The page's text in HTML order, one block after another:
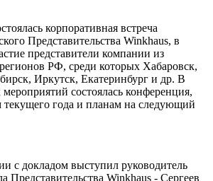
корпоративная встреча
Представительства Winkhaus, в
представители компании из
РФ, среди которых Хабаровск,
Иркутск, Екатеринбург и др. В
состоялась конференция,
текущего года и планам на следующий
с докладом выступил руководитель
Представительства Winkhaus - Сергеев